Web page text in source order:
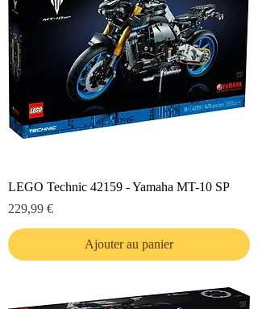
LEGO Technic 42159 - Yamaha MT-10 SP
Prix
229,99 €
Ajouter au panier